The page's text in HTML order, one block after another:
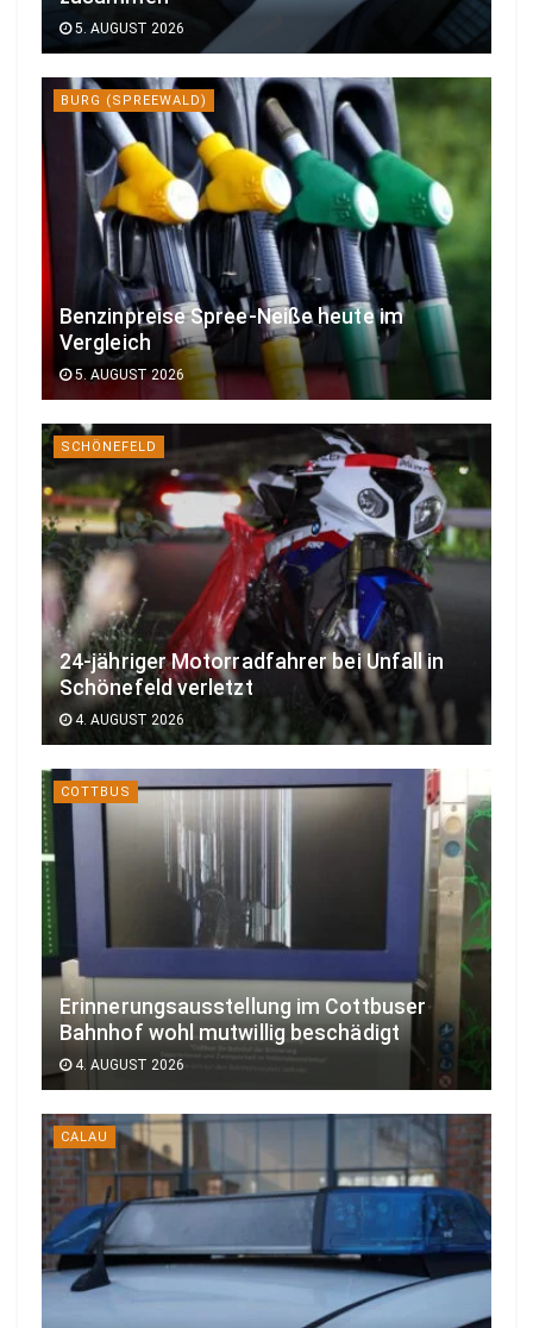
5. AUGUST 2026
BURG (SPREEWALD)
Benzinpreise Spree-Neiße heute im
Vergleich
5. AUGUST 2026
SCHÖNEFELD
24-jähriger Motorradfahrer bei Unfall in
Schönefeld verletzt
4. AUGUST 2026
COTTBUS
Erinnerungsausstellung im Cottbuser
Bahnhof wohl mutwillig beschädigt
4. AUGUST 2026
CALAU